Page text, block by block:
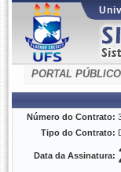
PORTAL PÚBLICO
Número do Contrato:
Tipo do Contrato:
Data da Assinatura: